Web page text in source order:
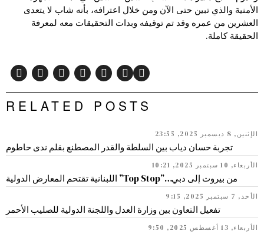
الأمنية والذي تبين حتى الآن ومن خلال اعترافه، بأنه شاب لا يتعدى
العشرين من عمره وقد تم توقيفه وبدات التحقيقات معه لمعرفة
الحقيقة كاملة.
RELATED POSTS
الإثنين, 8 ديسمبر 2025, 23:55
تجربة حسان دياب بين السلطة والقدر المصطنع بقلم ندى حاطوم
الأربعاء, 10 سبتمبر 2025, 10:21
من بيروت إلى دبي…”Top Stop” اللبنانية تقتحم المعارض الدولية
الأحد, 7 سبتمبر 2025, 9:15
تفعيل التعاون بين وزارة العدل واللجنة الدولية للصليب الأحمر
الأربعاء, 13 أغسطس 2025, 9:50